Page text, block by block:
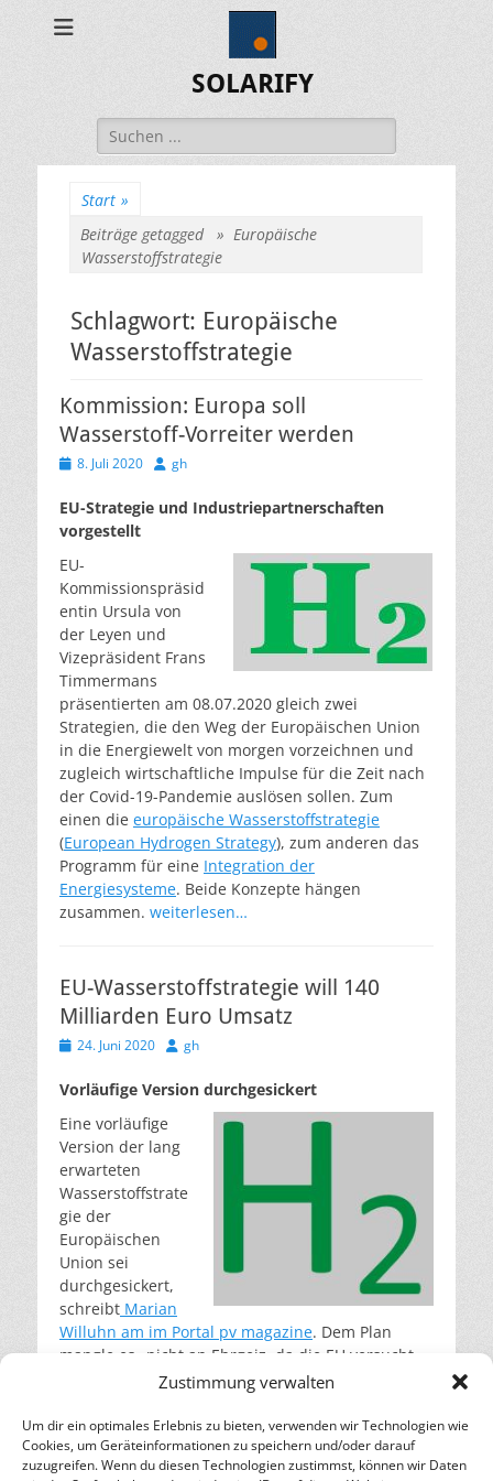
Zustimmung verwalten
Um dir ein optimales Erlebnis zu bieten, verwenden wir Technologien wie
Cookies, um Geräteinformationen zu speichern und/oder darauf
zuzugreifen. Wenn du diesen Technologien zustimmst, können wir Daten
SOLARIFY
Suchen
nach:
Start »
Beiträge getagged » Europäische
Wasserstoffstrategie
Schlagwort: Europäische
Wasserstoffstrategie
Kommission: Europa soll
Wasserstoff-Vorreiter werden
Veröffentlicht
8. Juli 2020 Autor
gh
EU-Strategie und Industriepartnerschaften
vorgestellt
EU-
Kommissionspräsid
entin Ursula von
der Leyen und
Vizepräsident Frans
Timmermans
präsentierten am 08.07.2020 gleich zwei
Strategien, die den Weg der Europäischen Union
in die Energiewelt von morgen vorzeichnen und
zugleich wirtschaftliche Impulse für die Zeit nach
der Covid-19-Pandemie auslösen sollen. Zum
einen die europäische Wasserstoffstrategie
(European Hydrogen Strategy), zum anderen das
Programm für eine Integration der
Energiesysteme. Beide Konzepte hängen
zusammen. weiterlesen…
EU-Wasserstoffstrategie will 140
Milliarden Euro Umsatz
Veröffentlicht
24. Juni 2020 Autor
gh
Vorläufige Version durchgesickert
Eine vorläufige
Version der lang
erwarteten
Wasserstoffstrate
gie der
Europäischen
Union sei
durchgesickert,
schreibt Marian
Willuhn am im Portal pv magazine. Dem Plan
mangle es „nicht an Ehrgeiz, da die EU versucht,
durch koordinierte Anstrengungen über die
technologische Führungsrolle im Bereich des
grünen Wasserstoffs zu erobern“. weiterlesen…